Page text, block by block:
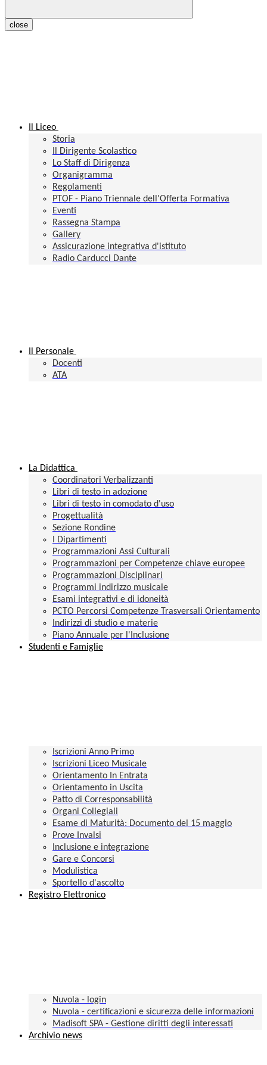
close
Il Liceo
Storia
Il Dirigente Scolastico
Lo Staff di Dirigenza
Organigramma
Regolamenti
PTOF - Piano Triennale dell'Offerta Formativa
Eventi
Rassegna Stampa
Gallery
Assicurazione integrativa d'istituto
Radio Carducci Dante
Il Personale
Docenti
ATA
La Didattica
Coordinatori Verbalizzanti
Libri di testo in adozione
Libri di testo in comodato d'uso
Progettualità
Sezione Rondine
I Dipartimenti
Programmazioni Assi Culturali
Programmazioni per Competenze chiave europee
Programmazioni Disciplinari
Programmi indirizzo musicale
Esami integrativi e di idoneità
PCTO Percorsi Competenze Trasversali Orientamento
Indirizzi di studio e materie
Piano Annuale per l'Inclusione
Studenti e Famiglie
Iscrizioni Anno Primo
Iscrizioni Liceo Musicale
Orientamento In Entrata
Orientamento in Uscita
Patto di Corresponsabilità
Organi Collegiali
Esame di Maturità: Documento del 15 maggio
Prove Invalsi
Inclusione e integrazione
Gare e Concorsi
Modulistica
Sportello d'ascolto
Registro Elettronico
Nuvola - login
Nuvola - certificazioni e sicurezza delle informazioni
Madisoft SPA - Gestione diritti degli interessati
Archivio news